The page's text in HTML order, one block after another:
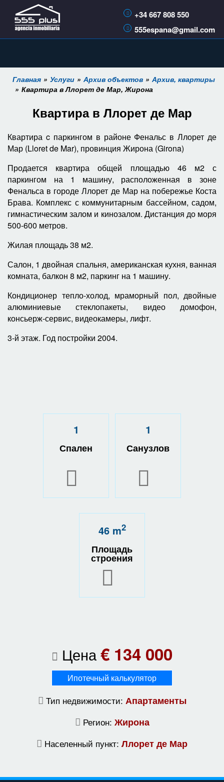
+34 667 808 550
555espana@gmail.com
Главная Услуги Архив объектов
Архив, квартиры
Квартира в Ллорет де Мар, Жирона
Квартира в Ллорет де Мар
Квартира c паркингом в районе Фенальс в Ллорет де
Мар (Lloret de Mar), провинция Жирона (Girona)
Продается квартира общей площадью 46 м2 с
паркингом на 1 машину, расположенная в зоне
Фенальса в городе Ллорет де Мар на побережье Коста
Брава. Комплекс с коммунитарным бассейном, садом,
гимнастическим залом и кинозалом. Дистанция до моря
500-600 метров.
Жилая площадь 38 м2.
Салон, 1 двойная спальня, американская кухня, ванная
комната, балкон 8 м2, паркинг на 1 машину.
Кондиционер тепло-холод, мраморный пол, двойные
алюминиевые стеклопакеты, видео домофон,
консьерж-сервис, видеокамеры, лифт.
3-й этаж. Год постройки 2004.
1
Спален
1
Санузлов
46 m2
Площадь
строения
Цена€ 134 000
Ипотечный калькулятор
Тип недвижимости: Апартаменты
Регион: Жирона
Населенный пункт: Ллорет де Мар